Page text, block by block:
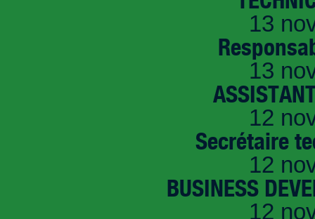
13
13
12
Secrétaire
12
BUSINESS
12